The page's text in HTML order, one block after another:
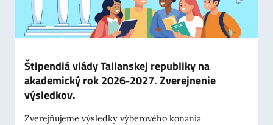
Štipendiá vlády Talianskej republiky na
akademický rok 2026-2027. Zverejnenie
výsledkov.
Zverejňujeme výsledky výberového konania